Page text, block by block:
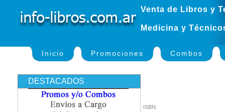
Venta de Libros y
Medicina y
Inicio Promociones Combos
DESTACADOS
ISBN: